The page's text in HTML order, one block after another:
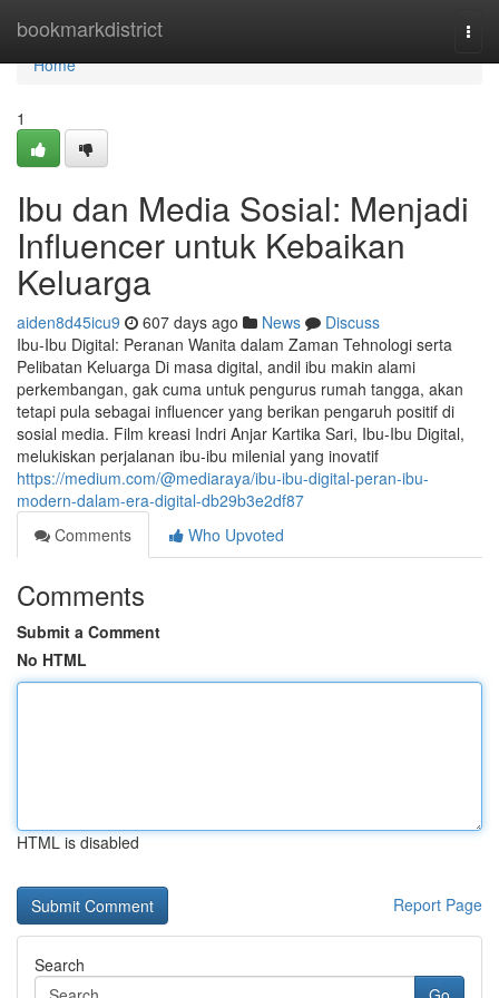
bookmarkdistrict
Home
Home
1
Ibu dan Media Sosial: Menjadi
Influencer untuk Kebaikan
Keluarga
aiden8d45icu9 607 days ago News
Discuss
Ibu-Ibu Digital: Peranan Wanita dalam Zaman Tehnologi serta
Pelibatan Keluarga Di masa digital, andil ibu makin alami
perkembangan, gak cuma untuk pengurus rumah tangga, akan
tetapi pula sebagai influencer yang berikan pengaruh positif di
sosial media. Film kreasi Indri Anjar Kartika Sari, Ibu-Ibu Digital,
melukiskan perjalanan ibu-ibu milenial yang inovatif
https://medium.com/@mediaraya/ibu-ibu-digital-peran-ibu-
modern-dalam-era-digital-db29b3e2df87
Comments
Who Upvoted
Comments
Submit a Comment
No HTML
HTML is disabled
Report Page
Search